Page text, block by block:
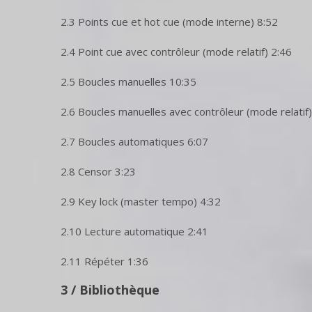
2.3 Points cue et hot cue (mode interne) 8:52
2.4 Point cue avec contrôleur (mode relatif) 2:46
2.5 Boucles manuelles 10:35
2.6 Boucles manuelles avec contrôleur (mode
2.7 Boucles automatiques 6:07
2.8 Censor 3:23
2.9 Key lock (master tempo) 4:32
2.10 Lecture automatique 2:41
2.11 Répéter 1:36
3 / Bibliothèque